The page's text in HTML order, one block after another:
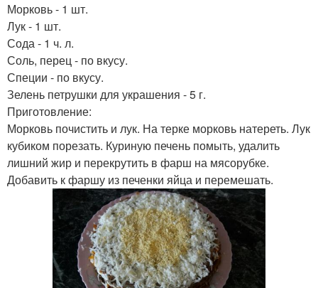
Морковь - 1 шт.
Лук - 1 шт.
Сода - 1 ч. л.
Соль, перец - по вкусу.
Специи - по вкусу.
Зелень петрушки для украшения - 5 г.
Приготовление:
Морковь почистить и лук. На терке морковь натереть. Лук
кубиком порезать. Куриную печень помыть, удалить
лишний жир и перекрутить в фарш на мясорубке.
Добавить к фаршу из печенки яйца и перемешать.